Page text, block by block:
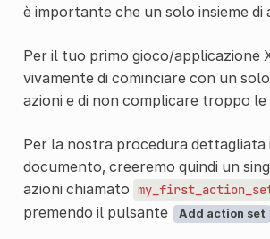
è importante che un solo insieme di
Per il tuo primo gioco/applicazione
vivamente di cominciare con un solo
azioni e di non complicare troppo le
Per la nostra procedura dettagliata
documento, creeremo quindi un
azioni chiamato
premendo il pulsante
Add action set